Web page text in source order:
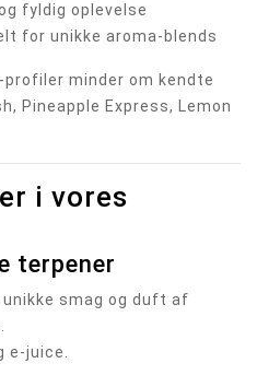
fyldig oplevelse
for unikke aroma-blends
minder om kendte
Pineapple Express, Lemon
i vores
terpener
smag og duft af
e-juice.